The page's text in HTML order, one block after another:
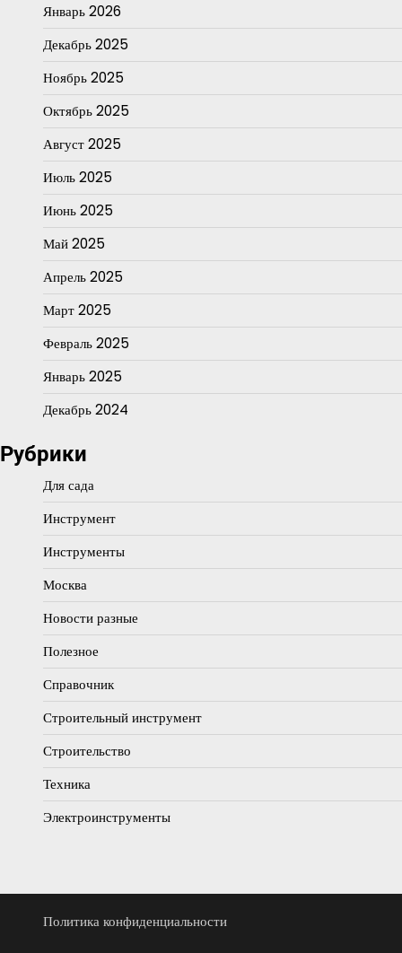
Январь 2026
Декабрь 2025
Ноябрь 2025
Октябрь 2025
Август 2025
Июль 2025
Июнь 2025
Май 2025
Апрель 2025
Март 2025
Февраль 2025
Январь 2025
Декабрь 2024
Рубрики
Для сада
Инструмент
Инструменты
Москва
Новости разные
Полезное
Справочник
Строительный инструмент
Строительство
Техника
Электроинструменты
Политика конфиденциальности